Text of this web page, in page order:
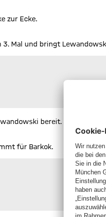
zur Ecke.
3. Mal und bringt
(9) kommt für Kingsley
bereit.
für Barkok.
für Aymen Barkok (28)